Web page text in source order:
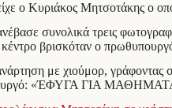
ο Κυριάκος Μητσοτάκης
συνολικά τρεις
βρισκόταν ο
με χιούμορ, γράφοντας
«ΈΦΥΓΑ ΓΙΑ